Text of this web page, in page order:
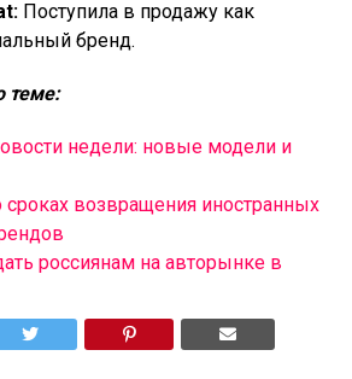
Поступила в продажу как
бренд.
теме:
недели: новые модели и
сроках возвращения иностранных
россиянам на авторынке в